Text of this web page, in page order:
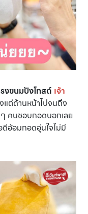
งขนมปังโทสต์ เจ้า
แต่ด้านหน้าไปจนถึง
คนชอบกอดบอกเลย
อ้อมกอดอุ่นใจไม่มี